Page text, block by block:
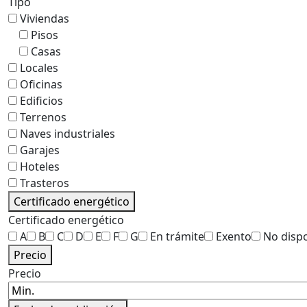
Viviendas
Pisos
Casas
Locales
Oficinas
Edificios
Terrenos
Naves industriales
Garajes
Hoteles
Trasteros
Certificado energético
Certificado energético
A
B C D E F G En trámite Exento
No
Precio
Precio